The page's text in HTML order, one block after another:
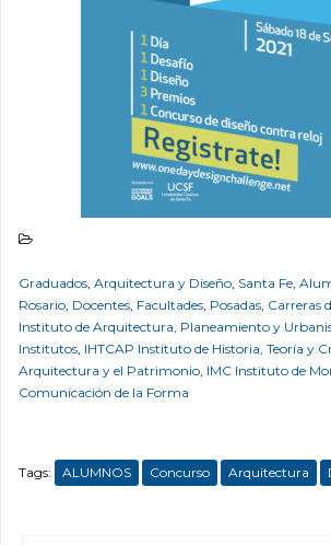
Graduados, Arquitectura y Diseño, Santa Fe,
Rosario, Docentes, Facultades, Posadas, Carreras
Instituto de Arquitectura, Planeamiento y
Institutos, IHTCAP Instituto de Historia, Teoría y
Arquitectura y el Patrimonio, IMC Instituto de
Comunicación de la Forma
Tags: ALUMNOS Concurso Arquitectura